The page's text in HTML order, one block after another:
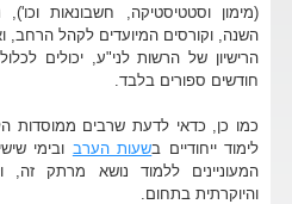
(מימון וסטטיסטיקה, חשבונאות
השנה, וקורסים המיועדים לקהל הרחב,
חודשים ספורים בלבד.
כמו כן, כדאי לדעת שרבים ממוסדות
לימוד ייחודיים בשעות הערב ובימי
המעוניינים ללמוד נושא מרתק
והיוקרתית בתחום.